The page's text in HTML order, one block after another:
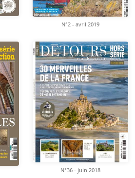
N°2 - avril 2019
N°36 - juin 2018